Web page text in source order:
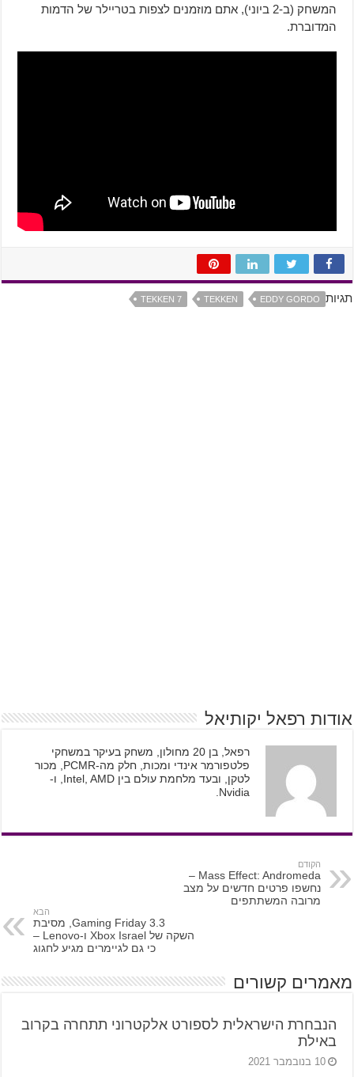
המשחק (ב-2 ביוני), אתם מוזמנים לצפות בטריילר של הדמות
המדוברת.
תגיות EDDY GORDO
TEKKEN
TEKKEN 7
אודות רפאל יקותיאל
רפאל, בן 20 מחולון, משחק בעיקר במשחקי
פלטפורמר אינדי ומכות, חלק מה-PCMR, מכור
לטקן, ובעד מלחמת עולם בין Intel, AMD, ו-
Nvidia.
הקודם
Mass Effect: Andromeda –
נחשפו פרטים חדשים על מצב
מרובה המשתתפים
הבא
Gaming Friday 3.3, מסיבת
השקה של Xbox Israel ו-Lenovo –
כי גם לגיימרים מגיע לחגוג
מאמרים קשורים
הנבחרת הישראלית לספורט אלקטרוני תתחרה בקרוב
באילת
10 בנובמבר 2021